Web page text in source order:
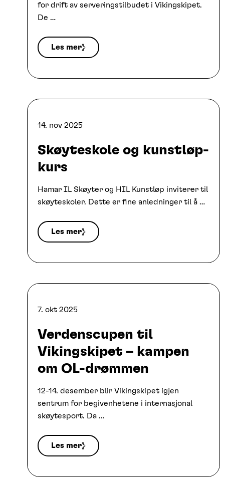
for drift av serveringstilbudet i Vikingskipet.
De …
Les mer
14. nov 2025
Skøyteskole og kunstløp-
kurs
Hamar IL Skøyter og HIL Kunstløp inviterer til
skøyteskoler. Dette er fine anledninger til å …
Les mer
7. okt 2025
Verdenscupen til
Vikingskipet – kampen
om OL-drømmen
12-14. desember blir Vikingskipet igjen
sentrum for begivenhetene i internasjonal
skøytesport. Da …
Les mer